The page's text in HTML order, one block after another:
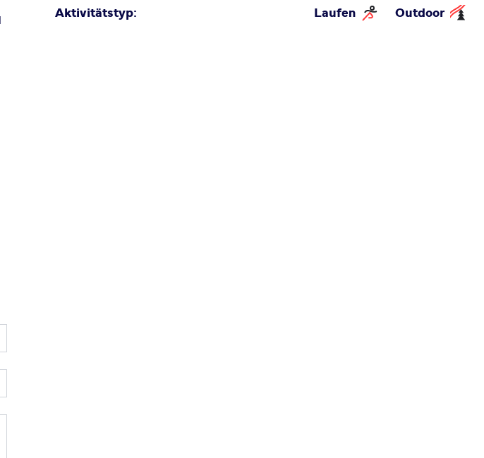
Aktivitätstyp:
Laufen Outdoor